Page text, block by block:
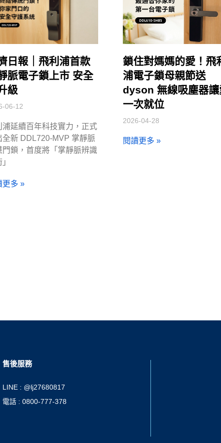
日報｜飛利浦首款
脈電子鎖上市 安全
級
06-12
浦延續百年科技實力，正式
全新 DDL720-MVP 掌靜脈
門鎖，首度將「掌靜脈辨識
更多 »
鎖住對媽媽的愛！飛
浦電子鎖母親節送
dyson 無線吸塵器讓
一次就位
2026-04-28
閱讀更多 »
售後服務
LINE : @lj27680817
電話 : 0800-777-378